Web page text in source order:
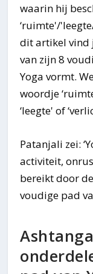
waarin hij
‘ruimte'/
dit artikel vind
van zijn 8
Yoga vormt.
woordje
‘leegte' of
Patanjali zei:
activiteit,
bereikt door
voudige pad